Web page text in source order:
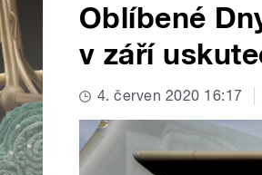
Oblíbené
v září
4. červen 2020 16:17